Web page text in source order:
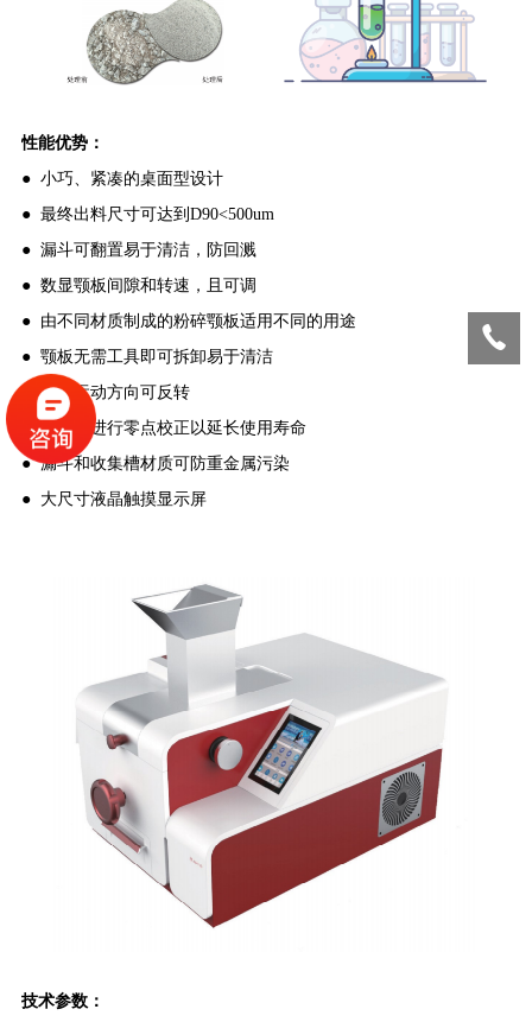
性能优势：
● 小巧、紧凑的桌面型设计
● 最终出料尺寸可达到D90<500um
● 漏斗可翻置易于清洁，防回溅
● 数显颚板间隙和转速，且可调
● 由不同材质制成的粉碎颚板适用不同的用途
● 颚板无需工具即可拆卸易于清洁
●颚板运动方向可反转
●颚板可进行零点校正以延长使用寿命
●漏斗和收集槽材质可防重金属污染
● 大尺寸液晶触摸显示屏
技术参数：